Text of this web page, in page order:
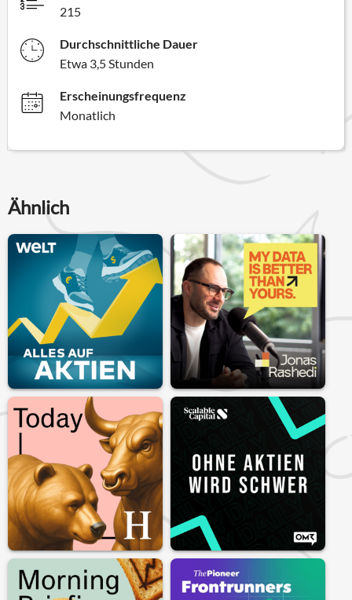
215
Durchschnittliche Dauer
Etwa 3,5 Stunden
Erscheinungsfrequenz
Monatlich
Ähnlich